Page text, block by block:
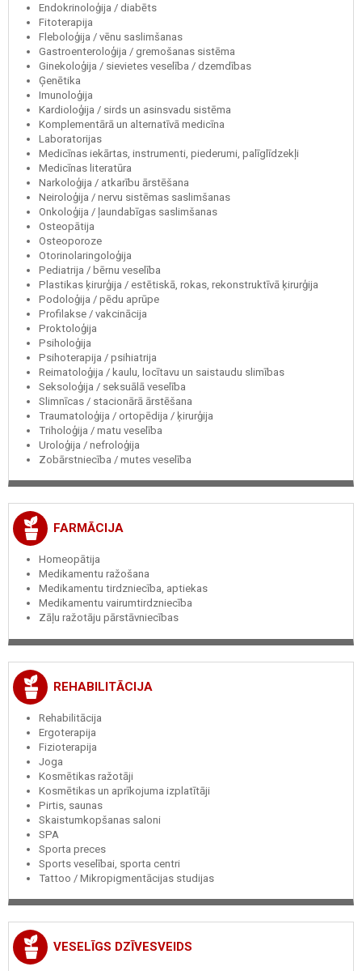
Endokrinoloģija / diabēts
Fitoterapija
Fleboloģija / vēnu saslimšanas
Gastroenteroloģija / gremošanas sistēma
Ginekoloģija / sievietes veselība / dzemdības
Ģenētika
Imunoloģija
Kardioloģija / sirds un asinsvadu sistēma
Komplementārā un alternatīvā medicīna
Laboratorijas
Medicīnas iekārtas, instrumenti, piederumi, palīglīdzekļi
Medicīnas literatūra
Narkoloģija / atkarību ārstēšana
Neiroloģija / nervu sistēmas saslimšanas
Onkoloģija / ļaundabīgas saslimšanas
Osteopātija
Osteoporoze
Otorinolaringoloģija
Pediatrija / bērnu veselība
Plastikas ķirurģija / estētiskā, rokas, rekonstruktīvā ķirurģija
Podoloģija / pēdu aprūpe
Profilakse / vakcinācija
Proktoloģija
Psiholoģija
Psihoterapija / psihiatrija
Reimatoloģija / kaulu, locītavu un saistaudu slimības
Seksoloģija / seksuālā veselība
Slimnīcas / stacionārā ārstēšana
Traumatoloģija / ortopēdija / ķirurģija
Triholoģija / matu veselība
Uroloģija / nefroloģija
Zobārstniecība / mutes veselība
FARMĀCIJA
Homeopātija
Medikamentu ražošana
Medikamentu tirdzniecība, aptiekas
Medikamentu vairumtirdzniecība
Zāļu ražotāju pārstāvniecības
REHABILITĀCIJA
Rehabilitācija
Ergoterapija
Fizioterapija
Joga
Kosmētikas ražotāji
Kosmētikas un aprīkojuma izplatītāji
Pirtis, saunas
Skaistumkopšanas saloni
SPA
Sporta preces
Sports veselībai, sporta centri
Tattoo / Mikropigmentācijas studijas
VESELĪGS DZĪVESVEIDS